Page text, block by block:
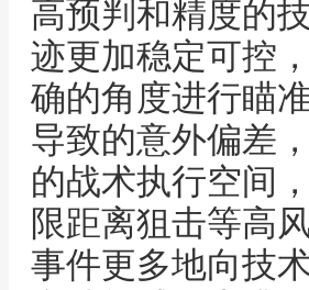
高预判和精度的
迹更加稳定可控
确的角度进行瞄
导致的意外偏差
的战术执行空间
限距离狙击等高
事件更多地向技